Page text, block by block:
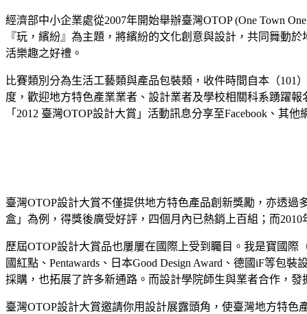
經濟部中小企業處從2007年開始舉辦臺灣OTOP (One Town
『玩，繽紛』為主題，將繽紛的文化創意與設計，共同舞動
活樂趣之好禮。
比賽類別分為生活工藝類與產品包裝類，收件時間自本（101
度，歡迎地方特色產業業者、設計業者及學校相關科系踴躍
「2012 臺灣OTOP設計大賞」活動訊息分享至Facebook、其
臺灣OTOP設計大賞不僅提供地方特色產品創新獎勵，亦透
盒」為例，得獎後廣受好評，四個月內已熱銷上百組；而
歷屆OTOP設計大賞品也屢屢在國際上受到矚目。我是寶國
國紅點、Pentawards、日本Good Design Award、德國iF等
採購，也拓展了許多新通路。而設計學院師生與業者合作，
臺灣OTOP設計大賞邀請你用設計展露頭角，使臺灣地方特色